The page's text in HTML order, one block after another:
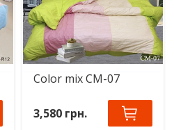
Color mix CM-07
3,580 грн.